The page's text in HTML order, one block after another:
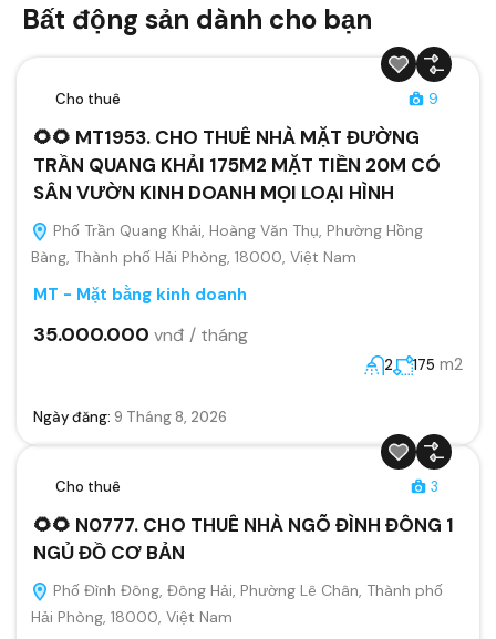
Bất động sản dành cho bạn
Cho thuê 9
🌻🌻 MT1953. CHO THUÊ NHÀ MẶT ĐƯỜNG
TRẦN QUANG KHẢI 175M2 MẶT TIỀN 20M CÓ
SÂN VƯỜN KINH DOANH MỌI LOẠI HÌNH
Phố Trần Quang Khải, Hoàng Văn Thụ, Phường Hồng
Bàng, Thành phố Hải Phòng, 18000, Việt Nam
MT - Mặt bằng kinh doanh
35.000.000 vnđ / tháng
2 175 m2
Ngày đăng: 9 Tháng 8, 2026
Cho thuê 3
🌻🌻 N0777. CHO THUÊ NHÀ NGÕ ĐÌNH ĐÔNG 1
NGỦ ĐỒ CƠ BẢN
Phố Đình Đông, Đông Hải, Phường Lê Chân, Thành phố
Hải Phòng, 18000, Việt Nam